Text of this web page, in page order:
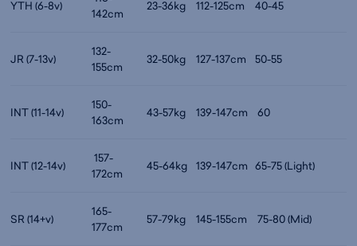
YTH (6-8v)
142cm
23-36kg 112-125cm 40-45
JR (7-13v)
132-
155cm
32-50kg 127-137cm 50-55
INT (11-14v)
150-
163cm
43-57kg 139-147cm 60
INT (12-14v)
157-
172cm
45-64kg 139-147cm 65-75 (Light)
SR (14+v)
165-
177cm
57-79kg 145-155cm 75-80 (Mid)